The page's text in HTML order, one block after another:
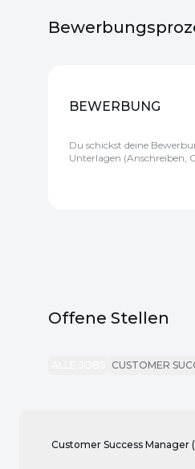
BEWERBUNG
Du schickst deine
Unterlagen (Anschreiben,
Offene Stellen
CUSTOMER
Customer Success Manager